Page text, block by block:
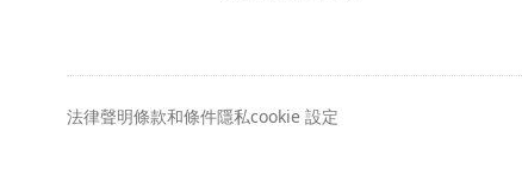
法律聲明條款和條件隱私cookie 設定